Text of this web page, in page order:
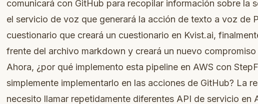
comunicará con GitHub para recopilar información sobre la
el servicio de voz que generará la acción de texto a voz de
cuestionario que creará un cuestionario en Kvist.ai,
frente del archivo markdown y creará un nuevo
Ahora, ¿por qué implemento esta pipeline en AWS con
simplemente implementarlo en las acciones de GitHub? La
necesito llamar repetidamente diferentes API de servicio en